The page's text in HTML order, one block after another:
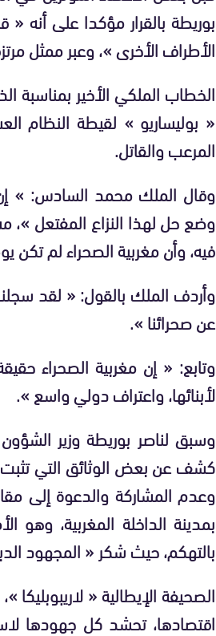
بوريطة بالقرار مؤكدا على أنه
الأطراف الأخرى »، وعبر ممثل
« بوليساريو » لقيطة النظام
المرعب والقاتل.
وقال الملك محمد السادس: »
وضع حل لهذا النزاع المفتعل
فيه، وأن مغربية الصحراء لم
وأردف الملك بالقول: « لقد
عن صحرائنا ».
وتابع: « إن مغربية الصحراء
لأبنائها، واعتراف دولي واسع ».
وسبق لناصر بوريطة وزير الشؤون
كشف عن بعض الوثائق التي تثبت
وعدم المشاركة والدعوة إلى
بمدينة الداخلة المغربية،
بالتهكم، حيث شكر « المجهود
اقتصادها، تحشد كل جهودها